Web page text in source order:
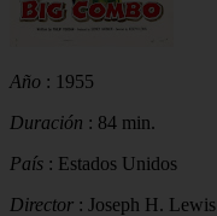
Año : 1955
Duración : 84 min.
País : Estados Unidos
Director : Joseph H. Lewis